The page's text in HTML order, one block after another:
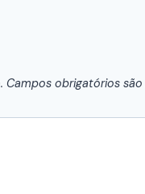
Campos obrigatórios